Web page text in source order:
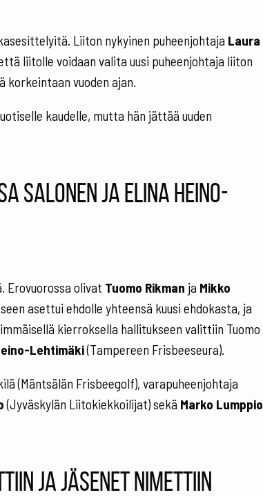
Liiton nykyinen puheenjohtaja Laura
liitolle voidaan valita uusi puheenjohtaja liiton
korkeintaan vuoden ajan.
kaudelle, mutta hän jättää uuden
Salonen ja Elina Heino-
Erovuorossa olivat Tuomo Rikman ja Mikko
asettui ehdolle yhteensä kuusi ehdokasta, ja
kierroksella hallitukseen valittiin Tuomo
Lehtimäki(Tampereen Frisbeeseura).
(Mäntsälän Frisbeegolf), varapuheenjohtaja
(Jyväskylän Liitokiekkoilijat) sekä Marko Lumppio
ja jäsenet nimettiin